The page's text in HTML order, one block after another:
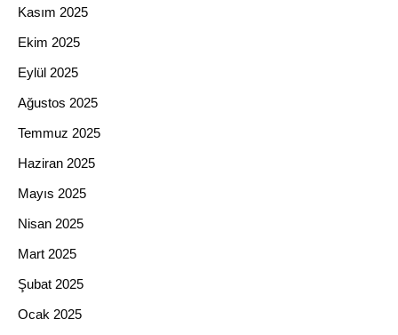
Kasım 2025
Ekim 2025
Eylül 2025
Ağustos 2025
Temmuz 2025
Haziran 2025
Mayıs 2025
Nisan 2025
Mart 2025
Şubat 2025
Ocak 2025